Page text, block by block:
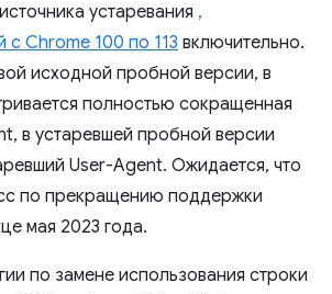
устаревания ,
с Chrome 100 по 113 включительно.
исходной пробной версии, в
полностью сокращенная
в устаревшей пробной версии
User-Agent. Ожидается, что
по прекращению поддержки
мая 2023 года.
по замене использования строки